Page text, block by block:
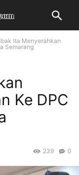
Ita Menyerahkan
Semarang
Ke DPC
0
239